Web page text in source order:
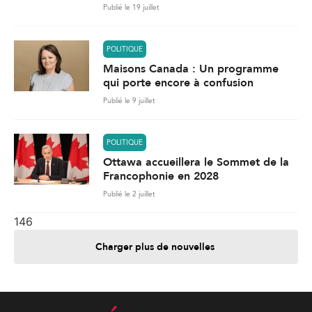
Publié le 19 juillet
POLITIQUE
Maisons Canada : Un programme
qui porte encore à confusion
Publié le 9 juillet
POLITIQUE
Ottawa accueillera le Sommet de la
Francophonie en 2028
Publié le 2 juillet
146
Charger plus de nouvelles